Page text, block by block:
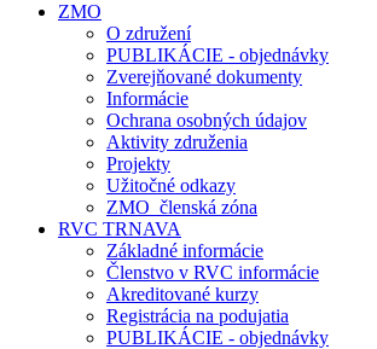
ZMO
O združení
PUBLIKÁCIE - objednávky
Zverejňované dokumenty
Informácie
Ochrana osobných údajov
Aktivity združenia
Projekty
Užitočné odkazy
ZMO_členská zóna
RVC TRNAVA
Základné informácie
Členstvo v RVC informácie
Akreditované kurzy
Registrácia na podujatia
PUBLIKÁCIE - objednávky